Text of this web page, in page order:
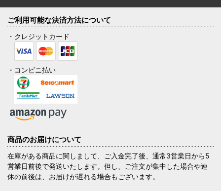
ご利用可能な決済方法について
・クレジットカード
・コンビニ払い
商品のお届けについて
在庫がある商品に関しまして、ご入金完了後、通常3営業日から5
営業日前後で発送いたします。但し、ご注文が集中した場合や連
休の前後は、お届けが遅れる場合もございます。